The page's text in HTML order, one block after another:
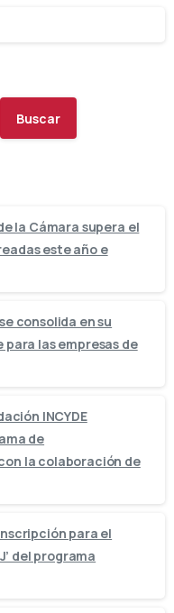
Buscar
la Cámara supera el
este año e
consolida en su
las empresas de
INCYDE
de
la colaboración de
para el
del programa